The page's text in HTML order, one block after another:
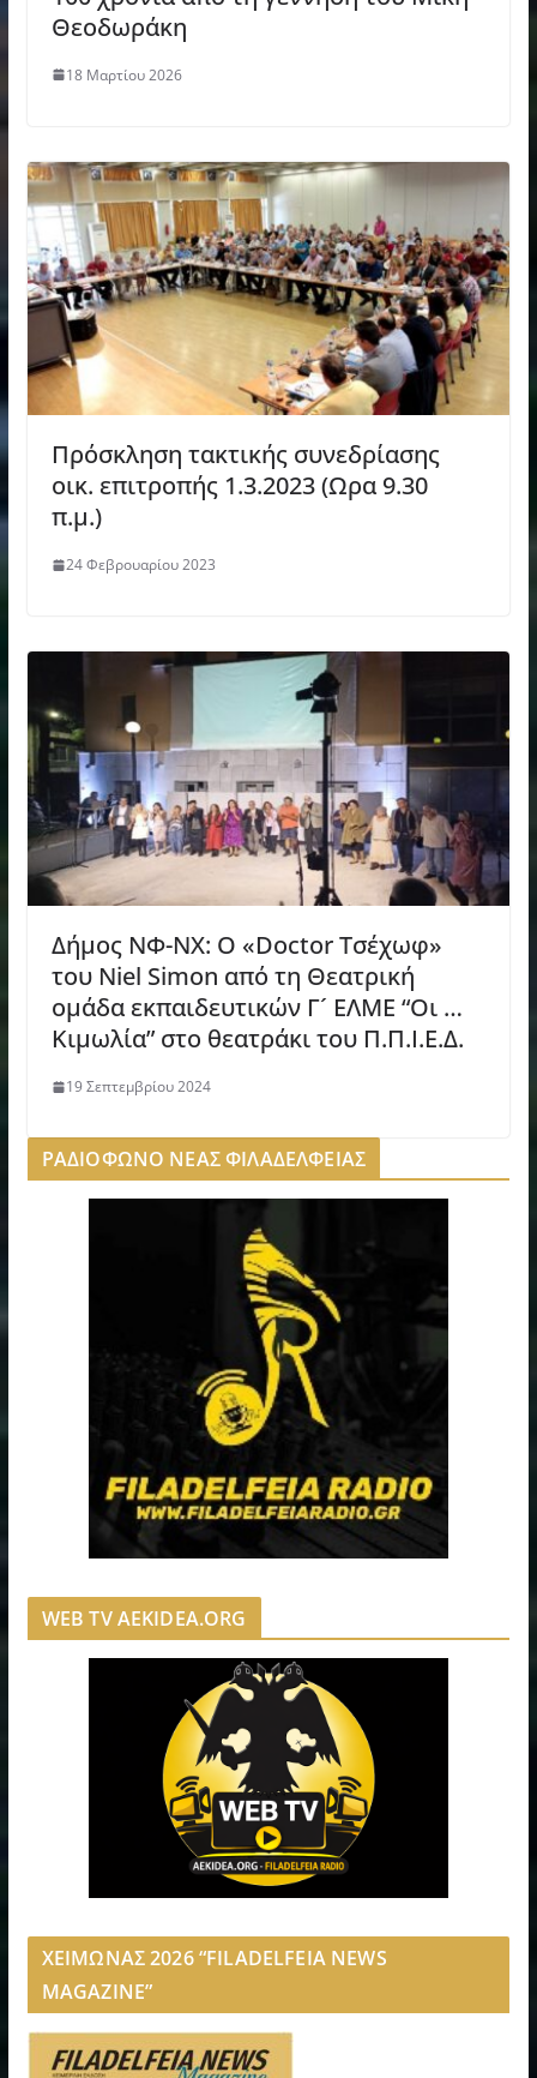
Θεοδωράκη
18 Μαρτίου 2026
Πρόσκληση τακτικής συνεδρίασης
οικ. επιτροπής 1.3.2023 (Ωρα 9.30
π.μ.)
24 Φεβρουαρίου 2023
Δήμος ΝΦ-ΝΧ: Ο «Doctor Τσέχωφ»
του Niel Simon από τη Θεατρική
ομάδα εκπαιδευτικών Γ´ ΕΛΜΕ “Οι …
Κιμωλία” στο θεατράκι του Π.Π.Ι.Ε.Δ.
19 Σεπτεμβρίου 2024
ΡΑΔΙΟΦΩΝΟ ΝΕΑΣ ΦΙΛΑΔΕΛΦΕΙΑΣ
WEB TV AEKIDEA.ORG
ΧΕΙΜΩΝΑΣ 2026 “FILADELFEIA NEWS
MAGAZINE”